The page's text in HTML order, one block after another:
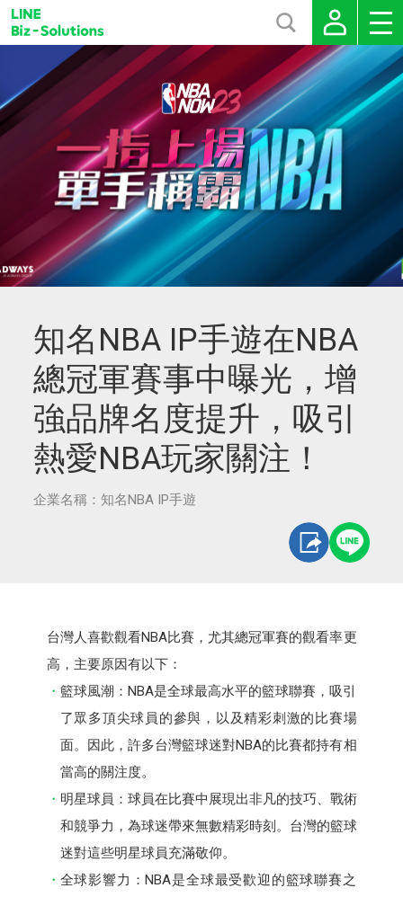
知名NBA IP手遊在NBA
總冠軍賽事中曝光，增
強品牌名度提升，吸引
熱愛NBA玩家關注！
企業名稱：知名NBA IP手遊
台灣人喜歡觀看NBA比賽，尤其總冠軍賽的觀看率更
高，主要原因有以下：
籃球風潮：NBA是全球最高水平的籃球聯賽，吸引
了眾多頂尖球員的參與，以及精彩刺激的比賽場
面。因此，許多台灣籃球迷對NBA的比賽都持有相
當高的關注度。
明星球員：球員在比賽中展現出非凡的技巧、戰術
和競爭力，為球迷帶來無數精彩時刻。台灣的籃球
迷對這些明星球員充滿敬仰。
全球影響力：NBA是全球最受歡迎的籃球聯賽之